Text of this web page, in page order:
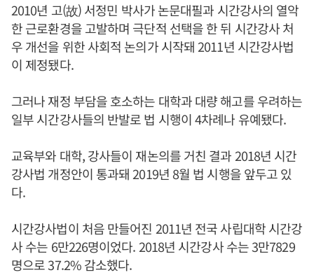
2010년 고(故) 서정민 박사가 논문대필과 시간강사의 열악
한 근로환경을 고발하며 극단적 선택을 한 뒤 시간강사 처
우 개선을 위한 사회적 논의가 시작돼 2011년 시간강사법
이 제정됐다.
그러나 재정 부담을 호소하는 대학과 대량 해고를 우려하는
일부 시간강사들의 반발로 법 시행이 4차례나 유예됐다.
교육부와 대학, 강사들이 재논의를 거친 결과 2018년 시간
강사법 개정안이 통과돼 2019년 8월 법 시행을 앞두고 있
다.
시간강사법이 처음 만들어진 2011년 전국 사립대학 시간강
사 수는 6만226명이었다. 2018년 시간강사 수는 3만7829
명으로 37.2% 감소했다.